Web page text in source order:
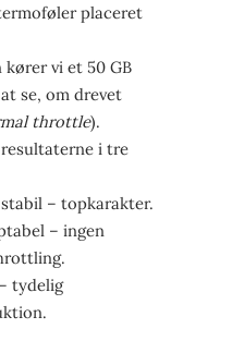
placeret
kører vi et 50 GB
se, om drevet
throttle).
i tre
– topkarakter.
– ingen
tydelig